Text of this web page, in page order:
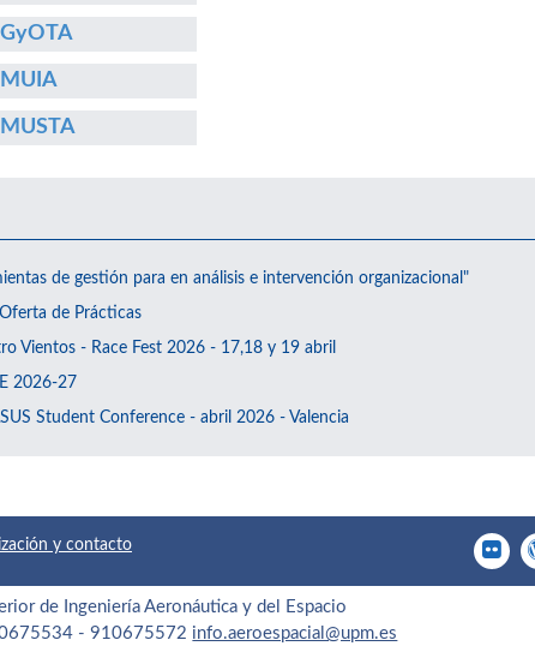
de gestión para en análisis e intervención organizacional"
de Prácticas
Vientos - Race Fest 2026 - 17,18 y 19 abril
2026-27
Student Conference - abril 2026 - Valencia
y contacto
de Ingeniería Aeronáutica y del Espacio
- 910675572 info.aeroespacial@upm.es